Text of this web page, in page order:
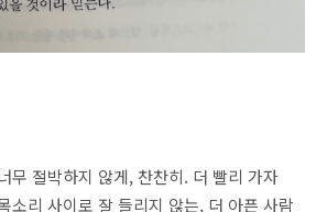
무 절박하지 않게, 찬찬히. 더 빨리 가자
소리 사이로 잘 들리지 않는, 더 아픈 사람